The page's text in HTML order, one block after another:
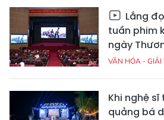
Lắng
tuần phim
ngày
VĂN HÓA - GIẢI
Khi nghệ
quảng bá